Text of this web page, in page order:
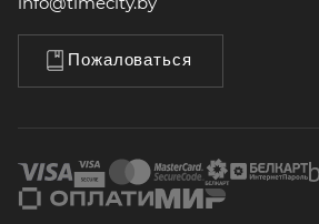
Пожаловаться